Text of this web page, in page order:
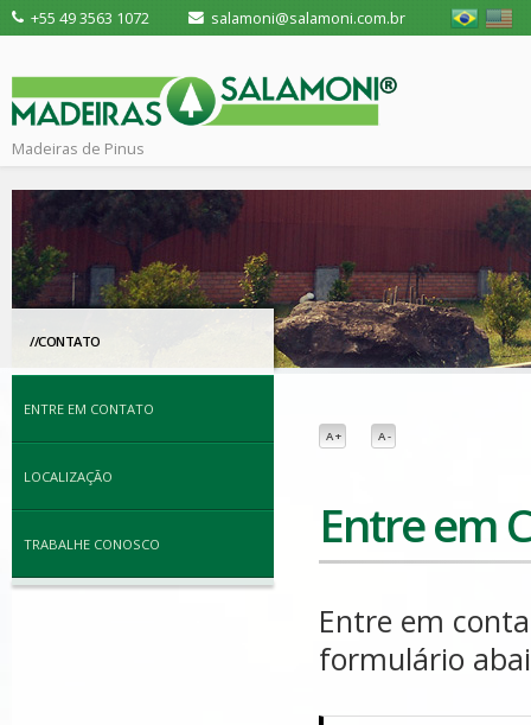
+55 49 3563 1072 salamoni@salamoni.com.br
Madeiras de Pinus
//CONTATO
ENTRE EM CONTATO
LOCALIZAÇÃO
TRABALHE CONOSCO
A + A -
Entre em
Entre em
formulário